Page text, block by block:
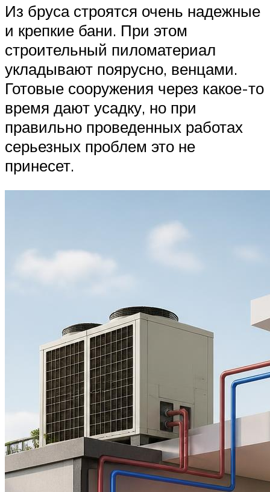
Из бруса строятся очень надежные
и крепкие бани. При этом
строительный пиломатериал
укладывают поярусно, венцами.
Готовые сооружения через какое-то
время дают усадку, но при
правильно проведенных работах
серьезных проблем это не
принесет.